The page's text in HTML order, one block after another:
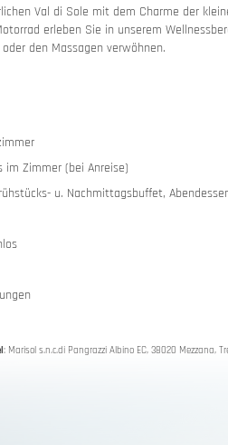
Italy
Italy
Motorbike and car train
Val di Sole mit dem Charme der
erleben Sie in unserem
den Massagen verwöhnen.
Zimmer (bei Anreise)
u. Nachmittagsbuffet,
: Marisol s.n.c.di Pangrazzi Albino EC, 38020 Mezzana,